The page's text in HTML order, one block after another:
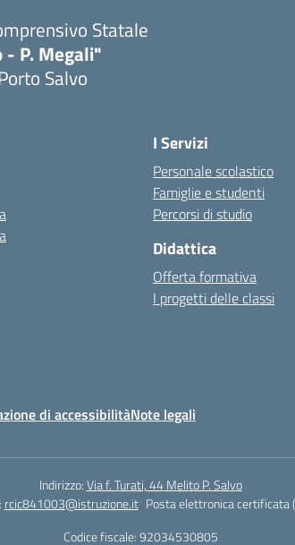
Statale
- P. Megali"
Salvo
I Servizi
Personale scolastico
Famiglie e studenti
Percorsi di studio
Didattica
Offerta formativa
I progetti delle classi
di accessibilitàNote legali
Indirizzo:Via f. Turati, 44 Melito P. Salvo
rcic841003@istruzione.it Posta elettronica certificata
Codice fiscale: 92034530805